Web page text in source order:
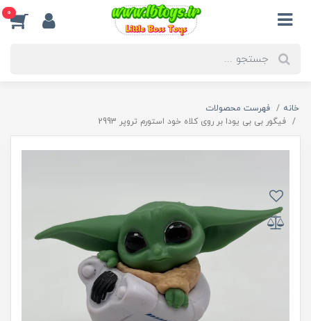
0
خانه
فهرست محصولات
فیگور بی بی یودا بر روی کلاه خود استورم تروپر 2993